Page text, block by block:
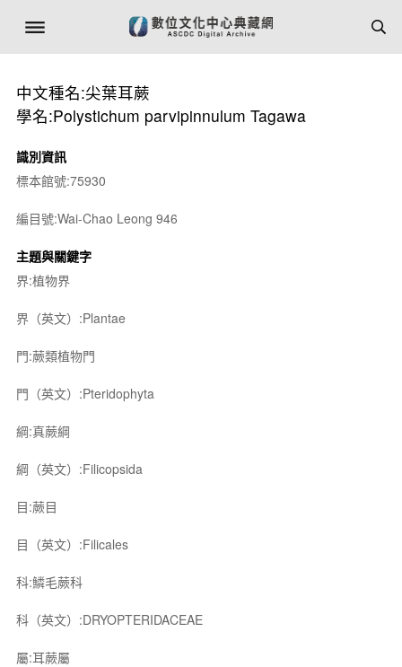
中文種名:尖葉耳蕨
學名:Polystichum parvipinnulum Tagawa
識別資訊
標本館號:75930
編目號:Wai-Chao Leong 946
主題與關鍵字
界:植物界
界（英文）:Plantae
門:蕨類植物門
門（英文）:Pteridophyta
綱:真蕨綱
綱（英文）:Filicopsida
目:蕨目
目（英文）:Filicales
科:鱗毛蕨科
科（英文）:DRYOPTERIDACEAE
屬:耳蕨屬